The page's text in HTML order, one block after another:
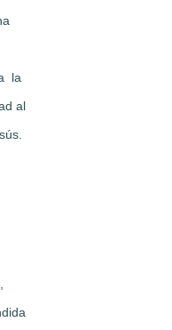
la
al